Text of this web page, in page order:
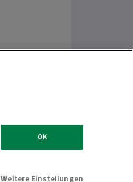
OK
Weitere Einstellungen